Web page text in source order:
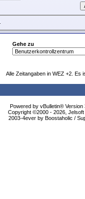
Gehe zu
Alle Zeitangaben in WEZ +2. Es
Powered by vBulletin® Version
Copyright ©2000 - 2026, Jelsoft
2003-4ever by Boostaholic /